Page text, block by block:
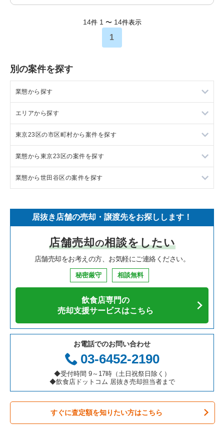
14件 1 〜 14件表示
1
別の案件を探す
業態から探す
ラーメンの居抜き売却物件の案件一覧
フランス料理の居抜き売却物件の案件一覧
イタリア料理の居抜き売却物件の案件一覧
中華の居抜き売却物件の案件一覧
寿司の居抜き売却物件の案件一覧
焼肉の居抜き売却物件の案件一覧
鉄板焼き・お好み焼の居抜き売却物件の案件一覧
カフェの居抜き売却物件の案件一覧
テイクアウトの居抜き売却物件の案件一覧
お弁当・惣菜・デリの居抜き売却物件の案件一覧
カラオケ・パブ・スナックの居抜き売却物件の案件一覧
バーの居抜き売却物件の案件一覧
居酒屋・ダイニングバーの居抜き売却物件の案件一覧
エリアから探す
東京23区の飲食店の居抜き売却物件の案件一覧
東京都下の飲食店の居抜き売却物件の案件一覧
千葉県の飲食店の居抜き売却物件の案件一覧
神奈川県の飲食店の居抜き売却物件の案件一覧
大阪府の飲食店の居抜き売却物件の案件一覧
兵庫県の飲食店の居抜き売却物件の案件一覧
愛知県の飲食店の居抜き売却物件の案件一覧
岐阜県の飲食店の居抜き売却物件の案件一覧
三重県の飲食店の居抜き売却物件の案件一覧
東京23区の市区町村から案件を探す
目黒区の飲食店の居抜き売却物件の案件一覧
渋谷区の飲食店の居抜き売却物件の案件一覧
新宿区の飲食店の居抜き売却物件の案件一覧
葛飾区の飲食店の居抜き売却物件の案件一覧
中央区の飲食店の居抜き売却物件の案件一覧
千代田区の飲食店の居抜き売却物件の案件一覧
港区の飲食店の居抜き売却物件の案件一覧
足立区の飲食店の居抜き売却物件の案件一覧
板橋区の飲食店の居抜き売却物件の案件一覧
台東区の飲食店の居抜き売却物件の案件一覧
練馬区の飲食店の居抜き売却物件の案件一覧
業態から東京23区の案件を探す
東京23区のラーメンの居抜き売却物件の案件一覧
東京23区のイタリア料理の居抜き売却物件の案件一覧
東京23区の中華の居抜き売却物件の案件一覧
東京23区のそば・うどんの居抜き売却物件の案件一覧
東京23区の焼肉の居抜き売却物件の案件一覧
東京23区の鉄板焼き・お好み焼の居抜き売却物件の案件一覧
東京23区のアジア料理の居抜き売却物件の案件一覧
東京23区のカフェの居抜き売却物件の案件一覧
東京23区のテイクアウトの居抜き売却物件の案件一覧
東京23区のお弁当・惣菜・デリの居抜き売却物件の案件一覧
業態から世田谷区の案件を探す
世田谷区のフランス料理の居抜き売却物件の案件一覧
世田谷区のイタリア料理の居抜き売却物件の案件一覧
世田谷区の中華の居抜き売却物件の案件一覧
世田谷区の焼肉の居抜き売却物件の案件一覧
世田谷区の鉄板焼き・お好み焼の居抜き売却物件の案件一覧
世田谷区のアジア料理の居抜き売却物件の案件一覧
世田谷区のカフェの居抜き売却物件の案件一覧
世田谷区のテイクアウトの居抜き売却物件の案件一覧
世田谷区のお弁当・惣菜・デリの居抜き売却物件の案件一覧
居抜き店舗の売却・譲渡先をお探しします！
店舗売却の相談をしたい
店舗売却をお考えの方、お気軽にご連絡ください。
秘密厳守 相談無料
飲食店専門の
売却支援サービスはこちら
お電話でのお問い合わせ
03-6452-2190
◆受付時間 9～17時（土日祝祭日除く）
◆飲食店ドットコム 居抜き売却担当者まで
すぐに査定額を知りたい方はこちら